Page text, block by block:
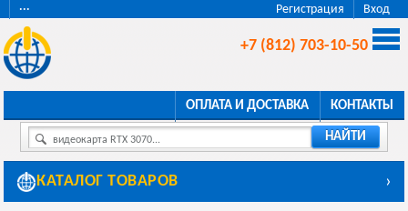
Регистрация Вход
···
+7 (812) 703-10-50
ОПЛАТА И ДОСТАВКА КОНТАКТЫ
видеокарта RTX 3070... НАЙТИ
КАТАЛОГ ТОВАРОВ ›